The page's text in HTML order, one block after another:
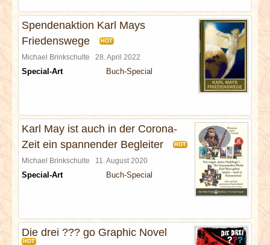
Spendenaktion Karl Mays
Friedenswege
HOT
Michael Brinkschulte 28. April 2022
Special-Art Buch-Special
Karl May ist auch in der Corona-
Zeit ein spannender Begleiter
HOT
Michael Brinkschulte 11. August 2020
Special-Art Buch-Special
Die drei ??? go Graphic Novel
HOT